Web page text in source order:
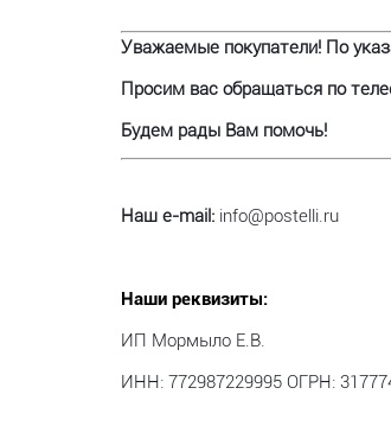
Уважаемые покупатели! По
Просим вас обращаться по
Будем рады Вам помочь!
Наш e-mail: info@postelli.ru
Наши реквизиты:
ИП Мормыло Е.В.
ИНН: 772987229995 ОГРН: